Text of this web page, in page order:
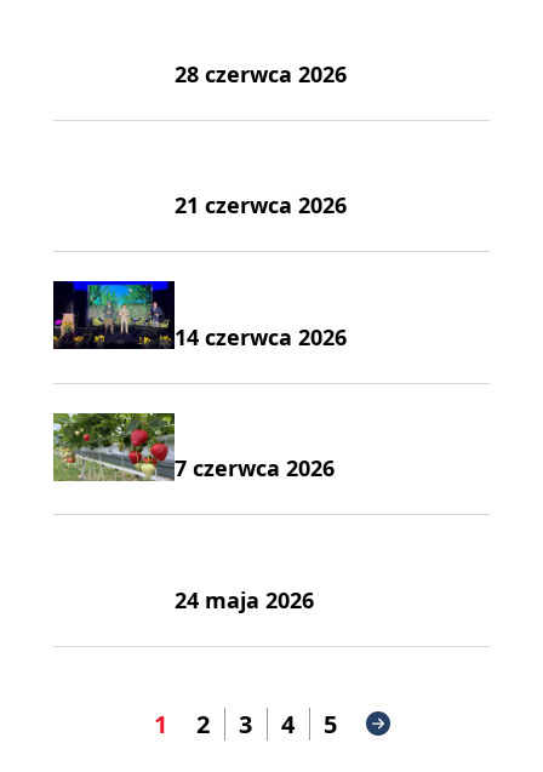
28 czerwca 2026
21 czerwca 2026
14 czerwca 2026
7 czerwca 2026
24 maja 2026
1 2 3 4 5